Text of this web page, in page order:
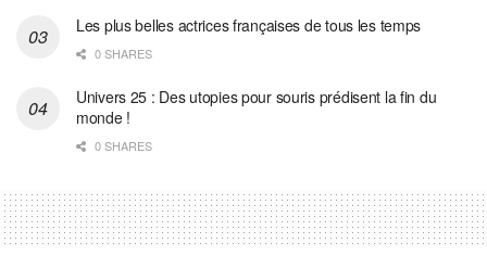
Les plus belles actrices françaises de tous les temps
0 SHARES
Univers 25 : Des utopies pour souris prédisent la fin du
monde !
0 SHARES